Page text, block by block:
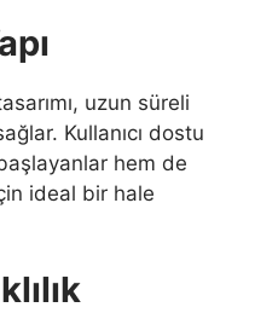
uzun süreli
Kullanıcı dostu
hem de
ideal bir hale